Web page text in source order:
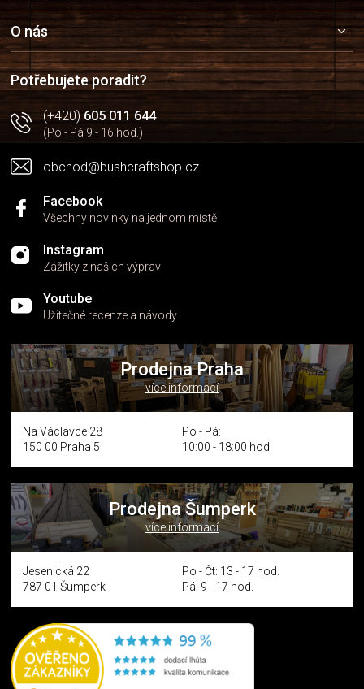
a
t
í
O nás
Potřebujete poradit?
(+420)605 011 644
(Po - Pá 9 - 16 hod.)
obchod@bushcraftshop.cz
Facebook
Všechny novinky na jednom místě
Instagram
Zážitky z našich výprav
Youtube
Užitečné recenze a návody
Prodejna Praha
více informací
Na Václavce 28
150 00 Praha 5
Po - Pá:
10:00 - 18:00 hod.
Prodejna Šumperk
více informací
Jesenická 22
787 01 Šumperk
Po - Čt: 13 - 17 hod.
Pá: 9 - 17 hod.